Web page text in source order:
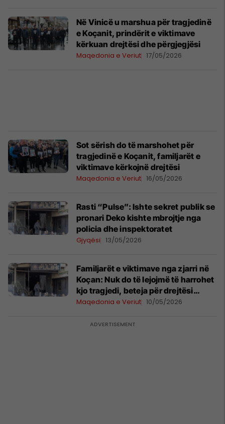
Në Vinicë u marshua për tragjedinë
e Koçanit, prindërit e viktimave
kërkuan drejtësi dhe përgjegjësi
Maqedonia e Veriut 17/05/2026
Sot sërish do të marshohet për
tragjedinë e Koçanit, familjarët e
viktimave kërkojnë drejtësi
Maqedonia e Veriut 16/05/2026
Rasti “Pulse”: Ishte sekret publik se
pronari Deko kishte mbrojtje nga
policia dhe inspektoratet
Gjyqësi 13/05/2026
Familjarët e viktimave nga zjarri në
Koçan: Nuk do të lejojmë të harrohet
kjo tragjedi, beteja për drejtësi
vazhdon
Maqedonia e Veriut 10/05/2026